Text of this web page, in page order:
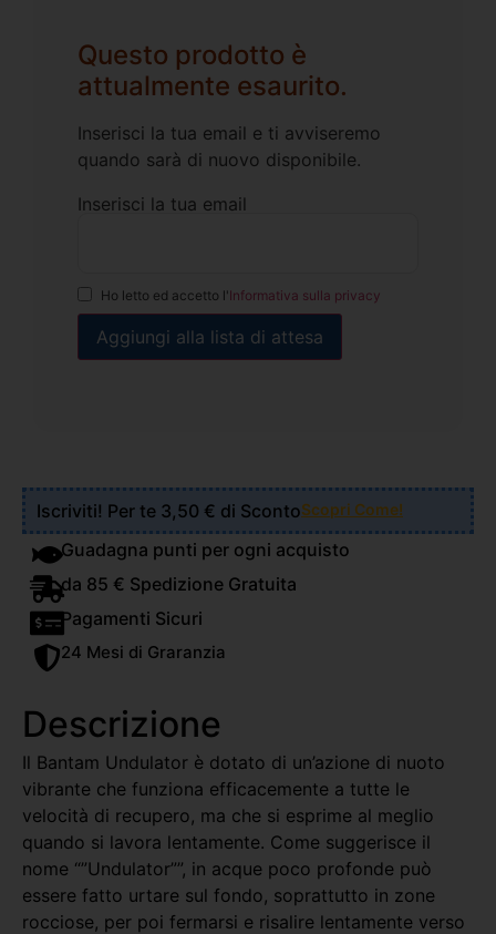
Questo prodotto è
attualmente esaurito.
Inserisci la tua email e ti avviseremo
quando sarà di nuovo disponibile.
Inserisci la tua email
Ho letto ed accetto l'Informativa sulla privacy
Iscriviti! Per te 3,50 € di ScontoScopri Come!
Guadagna punti per ogni acquisto
da 85 € Spedizione Gratuita
Pagamenti Sicuri
24 Mesi di Graranzia
Descrizione
Il Bantam Undulator è dotato di un’azione di nuoto
vibrante che funziona efficacemente a tutte le
velocità di recupero, ma che si esprime al meglio
quando si lavora lentamente. Come suggerisce il
nome “”Undulator””, in acque poco profonde può
essere fatto urtare sul fondo, soprattutto in zone
rocciose, per poi fermarsi e risalire lentamente verso